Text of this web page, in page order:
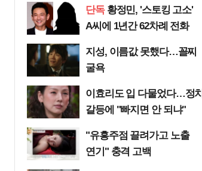
단독 황정민, '스토킹 고소'
A씨에 1년간 62차례 전화
지성, 이름값 못했다…꼴찌
굴욕
이효리도 입 다물었다…정치
갈등에 "빠지면 안 되냐"
"유흥주점 끌려가고 노출
연기" 충격 고백